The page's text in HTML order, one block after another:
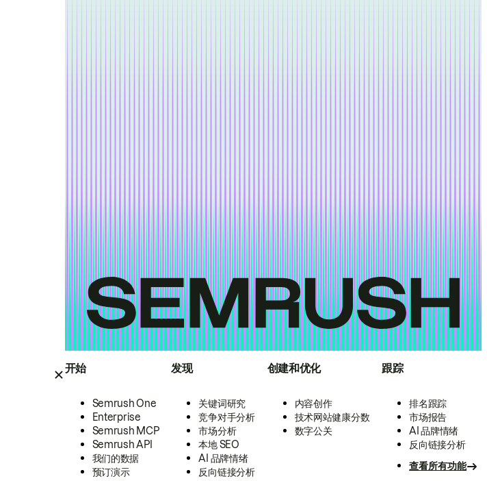
开始
Semrush One
Enterprise
Semrush MCP
Semrush API
我们的数据
预订演示
发现
关键词研究
竞争对手分析
市场分析
本地 SEO
AI 品牌情绪
反向链接分析
创建和优化
内容创作
技术网站健康分数
数字公关
跟踪
排名跟踪
市场报告
AI 品牌情绪
反向链接分析
查看所有功能